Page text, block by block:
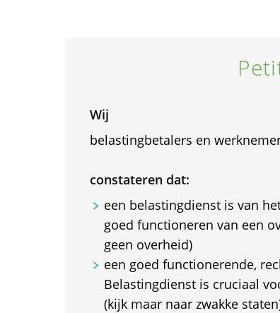
Wij
belastingbetalers en
constateren dat:
een belastingdienst is van
goed functioneren van een
geen overheid)
een goed functionerende,
Belastingdienst is cruciaal
(kijk maar naar zwakke